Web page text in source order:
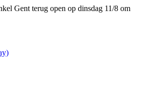
Gent terug open op dinsdag 11/8 om